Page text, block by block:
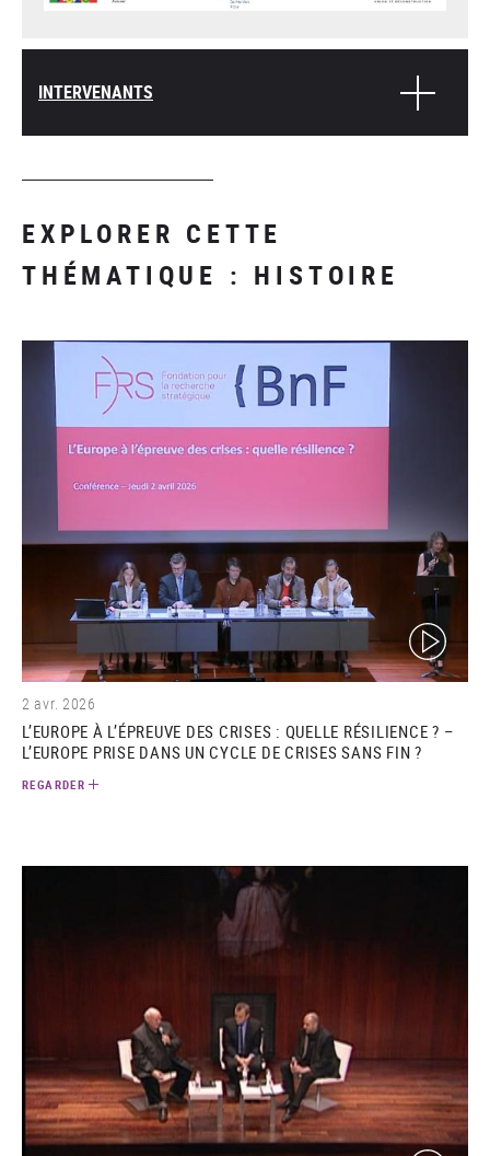
INTERVENANTS
EXPLORER CETTE
THÉMATIQUE : HISTOIRE
(video)
2 avr. 2026
L’EUROPE À L’ÉPREUVE DES CRISES : QUELLE RÉSILIENCE ? –
L’EUROPE PRISE DANS UN CYCLE DE CRISES SANS FIN ?
REGARDER